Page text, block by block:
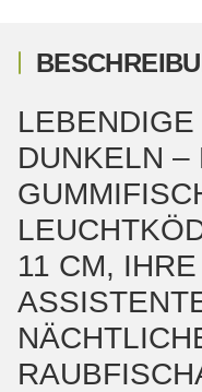
DUNKELN –
11 CM,